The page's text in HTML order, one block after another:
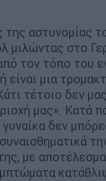
της αστυνομίας
μιλώντας στο
τον τόπο του
είναι μια
τέτοιο δεν
μας». Κατά
δεν
με